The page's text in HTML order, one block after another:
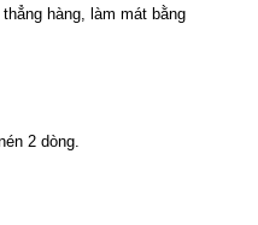
hàng, làm mát bằng
2 dòng.